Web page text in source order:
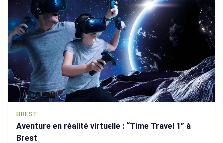
BREST
Aventure en réalité virtuelle : “Time Travel 1” à
Brest